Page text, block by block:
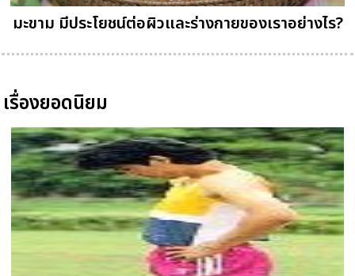
มะขาม มีประโยชน์ต่อผิวและร่างกายของเราอย่างไร?
เรื่องยอดนิยม